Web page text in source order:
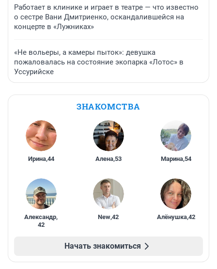
Работает в клинике и играет в театре — что известно
о сестре Вани Дмитриенко, оскандалившейся на
концерте в «Лужниках»
«Не вольеры, а камеры пыток»: девушка
пожаловалась на состояние экопарка «Лотос» в
Уссурийске
ЗНАКОМСТВА
Ирина,44 Алена,53 Марина,54
Александр,
42
New,42 Алёнушка,42
Начать знакомиться